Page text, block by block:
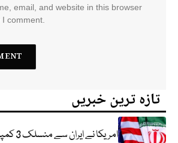
email, and website in this browser
comment.
تازہ ترین خبریں